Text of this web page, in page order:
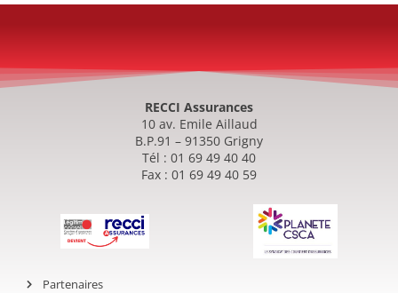
RECCI Assurances
10 av. Emile Aillaud
B.P.91 – 91350 Grigny
Tél : 01 69 49 40 40
Fax : 01 69 49 40 59
Partenaires